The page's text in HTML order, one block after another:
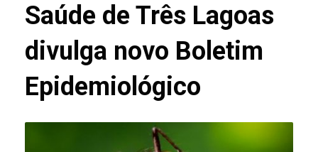
Saúde de Três Lagoas
divulga novo Boletim
Epidemiológico